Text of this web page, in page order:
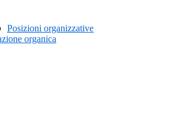
Posizioni organizzative
organica